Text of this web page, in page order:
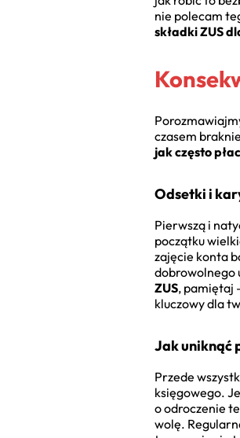
nie polecam
składki ZUS
czasem
jak często
Odsetki i
Pierwszą i
początku
zajęcie konta
dobrowolnego
ZUS, pamiętaj
kluczowy dla
Jak uniknąć
Przede
księgowego.
o odroczenie
wolę.